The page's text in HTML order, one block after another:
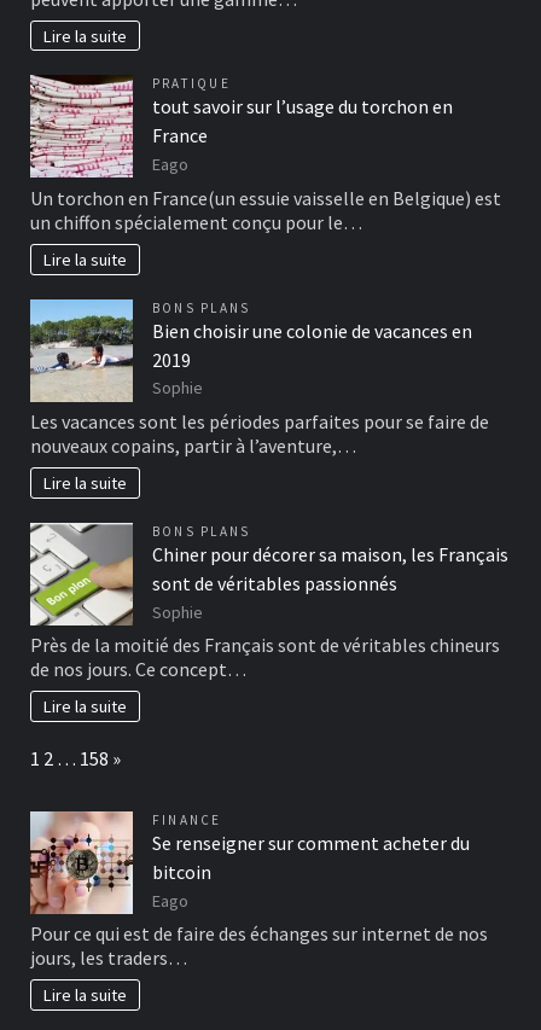
Lire la suite
PRATIQUE
tout savoir sur l’usage du torchon en
France
Eago
Un torchon en France(un essuie vaisselle en Belgique) est
un chiffon spécialement conçu pour le…
Lire la suite
BONS PLANS
Bien choisir une colonie de vacances en
2019
Sophie
Les vacances sont les périodes parfaites pour se faire de
nouveaux copains, partir à l’aventure,…
Lire la suite
BONS PLANS
Chiner pour décorer sa maison, les Français
sont de véritables passionnés
Sophie
Près de la moitié des Français sont de véritables chineurs
de nos jours. Ce concept…
Lire la suite
Page:
1 2 … 158 Next
»
FINANCE
Se renseigner sur comment acheter du
bitcoin
Eago
Pour ce qui est de faire des échanges sur internet de nos
jours, les traders…
Lire la suite